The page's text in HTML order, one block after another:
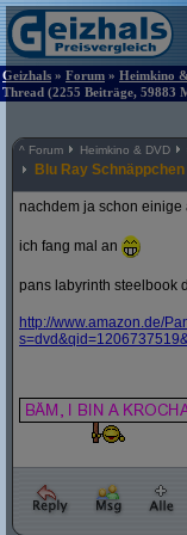
Geizhals » Forum » Heimkino
Thread (2255 Beiträge, 59883
^ Forum Heimkino & DVD
Blu Ray Schnäppchen
nachdem ja schon
ich fang mal an
pans labyrinth steelbook
http://www.amazon.de/
s=dvd&